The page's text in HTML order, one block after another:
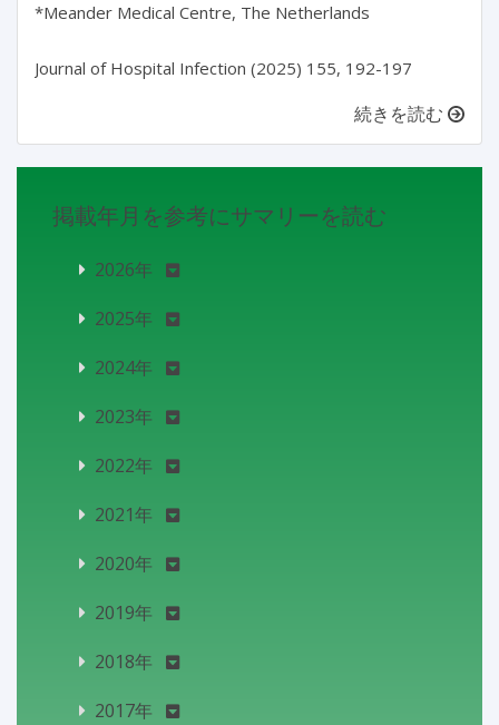
*Meander Medical Centre, The Netherlands
続きを読む
掲載年月を参考にサマリーを読む
2026年
2025年
2024年
2023年
2022年
2021年
2020年
2019年
2018年
2017年